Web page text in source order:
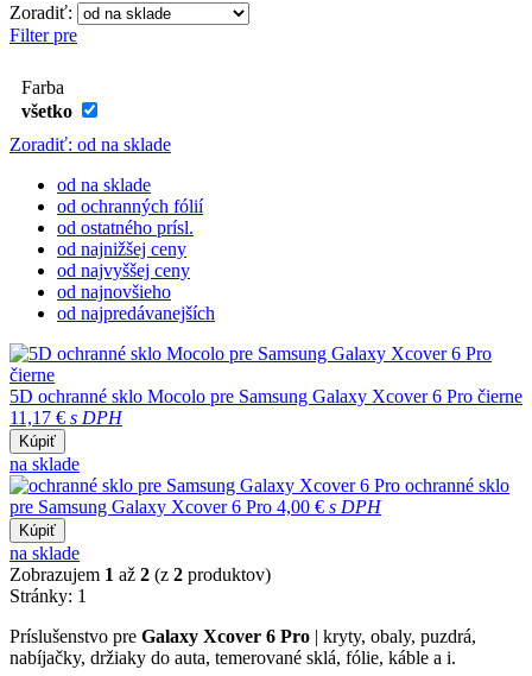
Zoradiť:
Filter pre
Farba
všetko
Zoradiť: od na sklade
od na sklade
od ochranných fólií
od ostatného prísl.
od najnižšej ceny
od najvyššej ceny
od najnovšieho
od najpredávanejších
5D ochranné sklo Mocolo pre Samsung Galaxy Xcover 6 Pro čierne
11,17 € s DPH
Kúpiť
na sklade
ochranné sklo
pre Samsung Galaxy Xcover 6 Pro 4,00 € s DPH
Kúpiť
na sklade
Zobrazujem 1 až 2 (z 2 produktov)
Stránky: 1
Príslušenstvo pre Galaxy Xcover 6 Pro | kryty, obaly, puzdrá,
nabíjačky, držiaky do auta, temerované sklá, fólie, káble a i.